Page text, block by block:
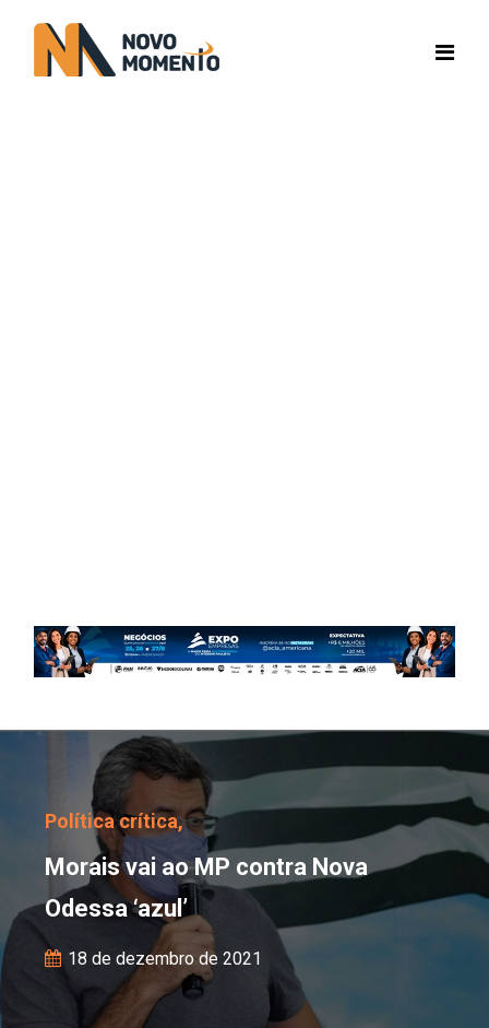
Morais vai ao MP
Política crítica,
Morais vai ao MP contra Nova
Odessa ‘azul’
18 de dezembro de 2021